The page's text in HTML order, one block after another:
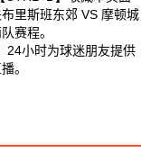
里斯班东郊 VS 摩顿城
赛程。
24小时为球迷朋友提供
。